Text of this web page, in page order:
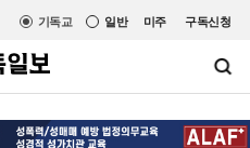
미주 구독신청
일반
기독교